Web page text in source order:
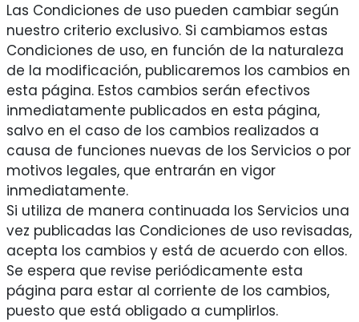
Las Condiciones de uso pueden cambiar según
nuestro criterio exclusivo. Si cambiamos estas
Condiciones de uso, en función de la naturaleza
de la modificación, publicaremos los cambios en
esta página. Estos cambios serán efectivos
inmediatamente publicados en esta página,
salvo en el caso de los cambios realizados a
causa de funciones nuevas de los Servicios o por
motivos legales, que entrarán en vigor
inmediatamente.
Si utiliza de manera continuada los Servicios una
vez publicadas las Condiciones de uso revisadas,
acepta los cambios y está de acuerdo con ellos.
Se espera que revise periódicamente esta
página para estar al corriente de los cambios,
puesto que está obligado a cumplirlos.